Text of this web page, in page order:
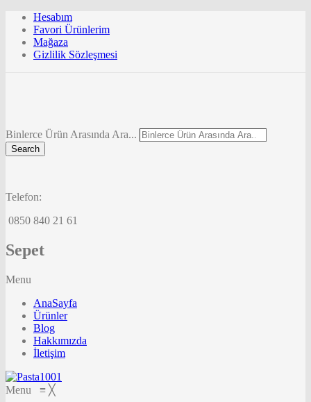
Hesabım
Favori Ürünlerim
Mağaza
Gizlilik Sözleşmesi
Binlerce Ürün Arasında Ara...
Search
Telefon:
0850 840 21 61
Sepet
Menu
AnaSayfa
Ürünler
Blog
Hakkımızda
İletişim
Menu ≡ ╳